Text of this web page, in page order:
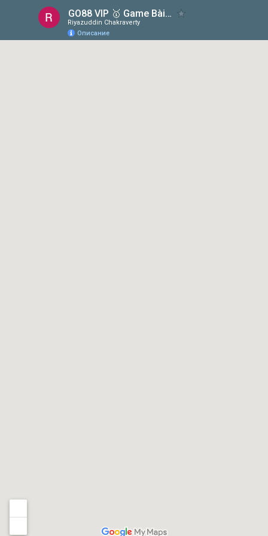
GO88 VIP 🥇 Game Bài Đổi Thưởng Số 1 | Đăng Ký Nhận 50K
Riyazuddin Chakraverty
Описание